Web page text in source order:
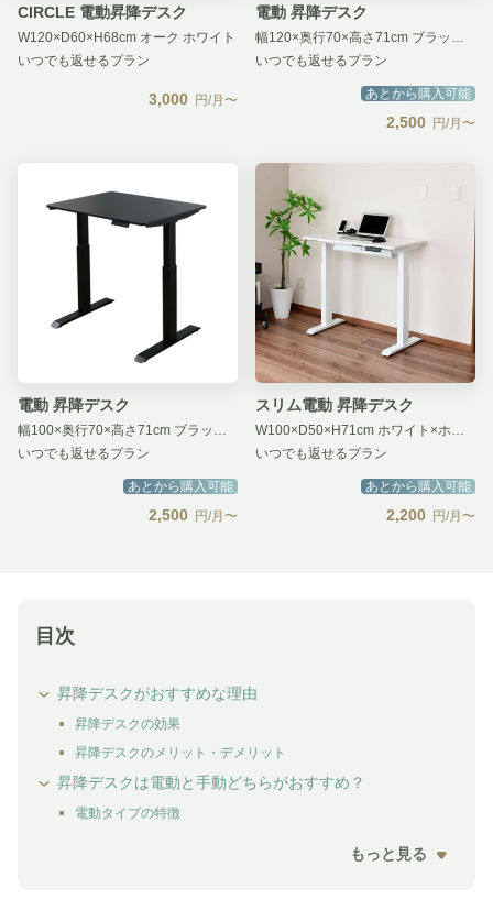
CIRCLE 電動昇降デスク
W120×D60×H68cm オーク ホワイト
いつでも返せるプラン
3,000 円/月〜
電動 昇降デスク
幅120×奥行70×高さ71cm ブラック×ブラック
いつでも返せるプラン
あとから購入可能
2,500 円/月〜
電動 昇降デスク
幅100×奥行70×高さ71cm ブラック×ブラック
いつでも返せるプラン
あとから購入可能
2,500 円/月〜
スリム電動 昇降デスク
W100×D50×H71cm ホワイト×ホワイト
いつでも返せるプラン
あとから購入可能
2,200 円/月〜
目次
昇降デスクがおすすめな理由
昇降デスクの効果
昇降デスクのメリット・デメリット
昇降デスクは電動と手動どちらがおすすめ？
電動タイプの特徴
もっと見る